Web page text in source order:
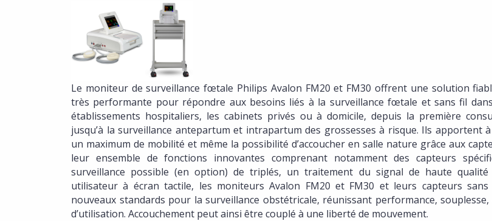
Le moniteur de surveillance fœtale Philips Avalon FM20 et FM30 offrent une solution
très performante pour répondre aux besoins liés à la surveillance fœtale et sans fil
établissements hospitaliers, les cabinets privés ou à domicile, depuis la première
jusqu’à la surveillance antepartum et intrapartum des grossesses à risque. Ils apportent
un maximum de mobilité et même la possibilité d’accoucher en salle nature grâce aux
leur ensemble de fonctions innovantes comprenant notamment des capteurs
surveillance possible (en option) de triplés, un traitement du signal de haute
utilisateur à écran tactile, les moniteurs Avalon FM20 et FM30 et leurs capteurs
nouveaux standards pour la surveillance obstétricale, réunissant performance,
d’utilisation. Accouchement peut ainsi être couplé à une liberté de mouvement.